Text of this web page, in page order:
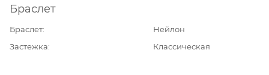
Браслет
Браслет
Нейлон
Застежка
Классическая